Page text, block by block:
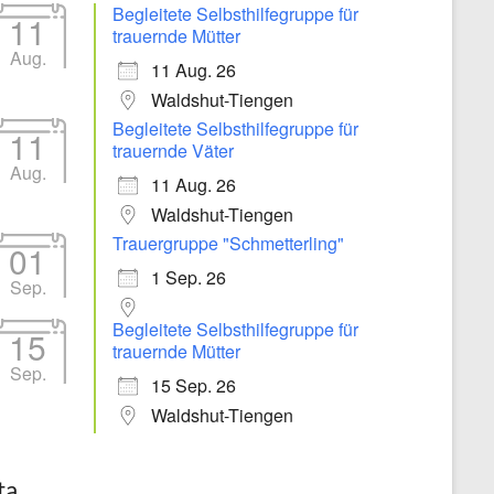
11
Aug.
Begleitete Selbsthilfegruppe für
trauernde Mütter
11 Aug. 26
Waldshut-Tiengen
11
Aug.
Begleitete Selbsthilfegruppe für
trauernde Väter
11 Aug. 26
Waldshut-Tiengen
01
Sep.
Trauergruppe "Schmetterling"
1 Sep. 26
15
Sep.
Begleitete Selbsthilfegruppe für
trauernde Mütter
15 Sep. 26
Waldshut-Tiengen